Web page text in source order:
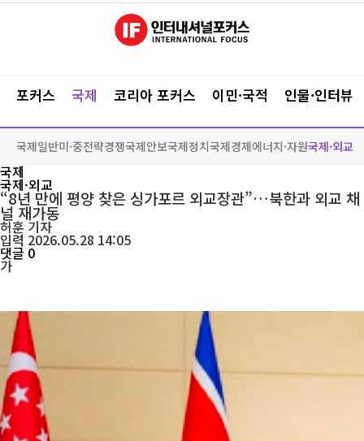
포커스 국제 코리아 포커스 이민·국적 인물·인터뷰
국제일반미·중전략경쟁국제안보국제정치국제경제에너지·자원국제·외교
국제
국제·외교
“8년 만에 평양 찾은 싱가포르 외교장관”…북한과 외교 채
널 재가동
허훈기자
입력 2026.05.28 14:05
댓글 0
가